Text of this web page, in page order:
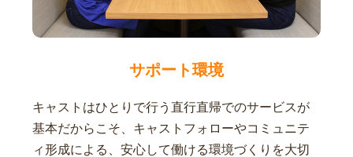
サポート環境
キャストはひとりで行う直行直帰でのサービスが
基本だからこそ、キャストフォローやコミュニテ
ィ形成による、安心して働ける環境づくりを大切